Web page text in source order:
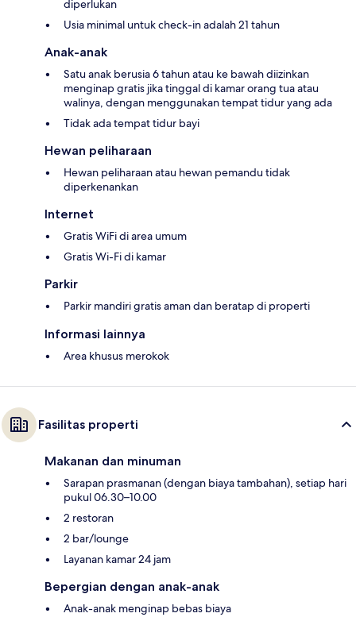
diperlukan
Usia minimal untuk check-in adalah 21 tahun
Anak-anak
Satu anak berusia 6 tahun atau ke bawah diizinkan
menginap gratis jika tinggal di kamar orang tua atau
walinya, dengan menggunakan tempat tidur yang ada
Tidak ada tempat tidur bayi
Hewan peliharaan
Hewan peliharaan atau hewan pemandu tidak
diperkenankan
Internet
Gratis WiFi di area umum
Gratis Wi-Fi di kamar
Parkir
Parkir mandiri gratis aman dan beratap di properti
Informasi lainnya
Area khusus merokok
Fasilitas properti
Makanan dan minuman
Sarapan prasmanan (dengan biaya tambahan), setiap hari
pukul 06.30–10.00
2 restoran
2 bar/lounge
Layanan kamar 24 jam
Bepergian dengan anak-anak
Anak-anak menginap bebas biaya